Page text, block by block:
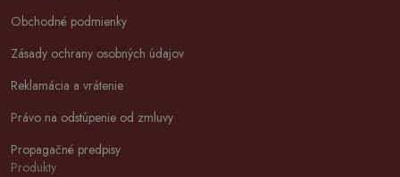
Obchodné podmienky
Zásady ochrany osobných údajov
Reklamácia a vrátenie
Právo na odstúpenie od zmluvy
Propagačné predpisy
Produkty